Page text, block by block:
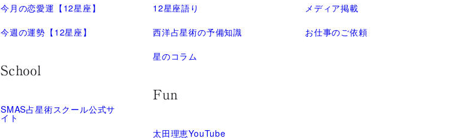
今月の恋愛運【12星座】
今週の運勢【12星座】
School
SMAS占星術スクール公式サ
イト
12星座語り
西洋占星術の予備知識
星のコラム
Fun
太田理恵YouTube
メディア掲載
お仕事のご依頼